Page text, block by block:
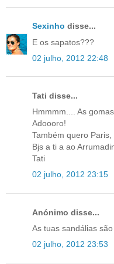
Sexinho disse...
E os sapatos???
02 julho, 2012 22:48
Tati disse...
Hmmmm.... As
Adoooro!
Também quero
Bjs a ti a ao
Tati
02 julho, 2012 23:15
Anónimo disse...
As tuas sandálias
02 julho, 2012 23:53